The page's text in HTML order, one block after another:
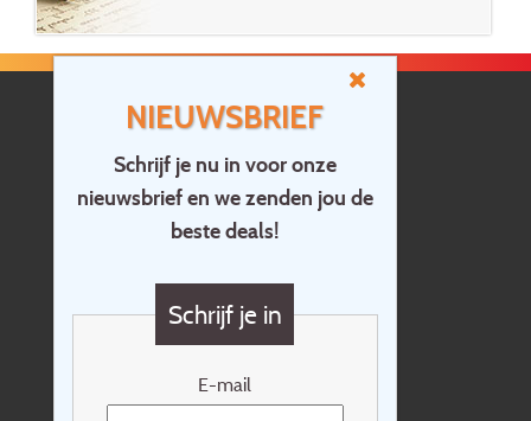
NIEUWSBRIEF
Schrijf je nu in voor onze
nieuwsbrief en we zenden jou de
beste deals!
Schrijf je in
E-mail
Home
Contact
Vragen?
Cadeaubon
Nieuwsbrief